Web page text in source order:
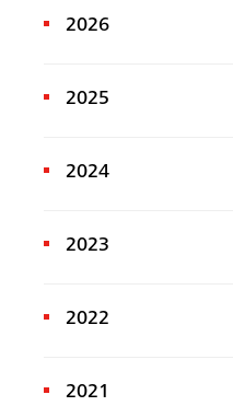
2026
2025
2024
2023
2022
2021